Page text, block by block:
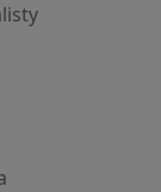
główna